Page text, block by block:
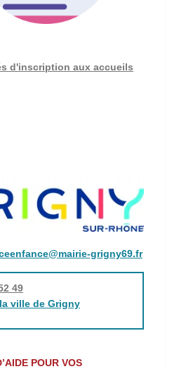
d'inscription aux accueils
grigny69.fr
49
ville de Grigny
POUR VOS